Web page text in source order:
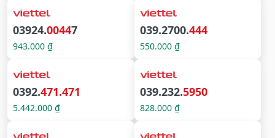
03924.00447
943.000 ₫
039.2700.444
550.000 ₫
0392.471.471
5.442.000 ₫
039.232.5950
828.000 ₫